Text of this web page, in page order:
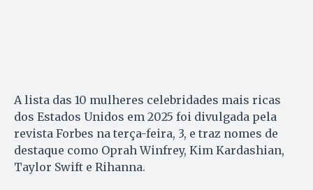
A lista das 10 mulheres celebridades mais ricas
dos Estados Unidos em 2025 foi divulgada pela
revista Forbes na terça-feira, 3, e traz nomes de
destaque como Oprah Winfrey, Kim Kardashian,
Taylor Swift e Rihanna.